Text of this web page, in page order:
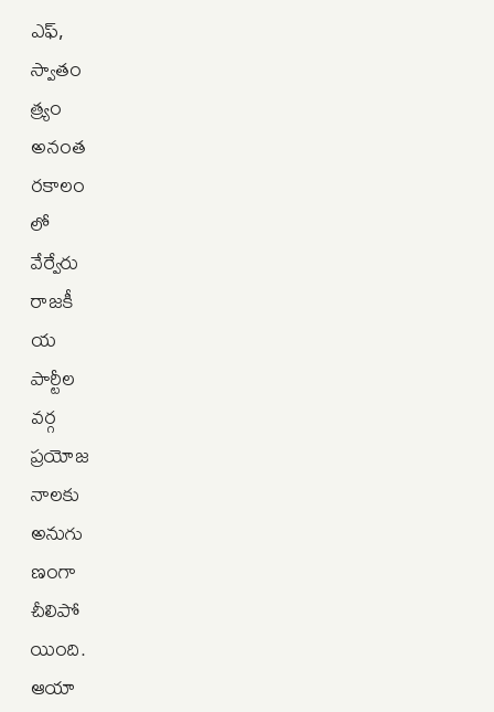
ఎఫ్‌,
స్వాతం
త్య్రం
అనంత
రకాలం
లో
వేర్వేరు
రాజకీ
య
పార్టీల
వర్గ
ప్రయోజ
నాలకు
అనుగు
ణంగా
చీలిపో
యింది.
ఆయా